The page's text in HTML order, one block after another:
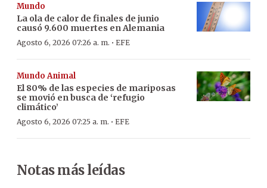
Mundo
La ola de calor de finales de junio
causó 9.600 muertes en Alemania
Agosto 6, 2026 07:26 a. m. · EFE
Mundo Animal
El 80% de las especies de mariposas
se movió en busca de ‘refugio
climático’
Agosto 6, 2026 07:25 a. m. · EFE
Notas más leídas